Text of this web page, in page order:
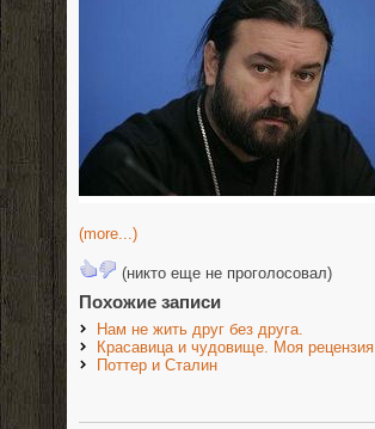
(more...)
(никто еще не проголосовал)
Похожие записи
Нам не жить друг без друга.
Красавица и чудовище. Моя рецензия
Поттер и Сталин